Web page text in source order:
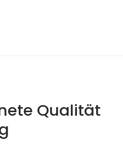
Qualität